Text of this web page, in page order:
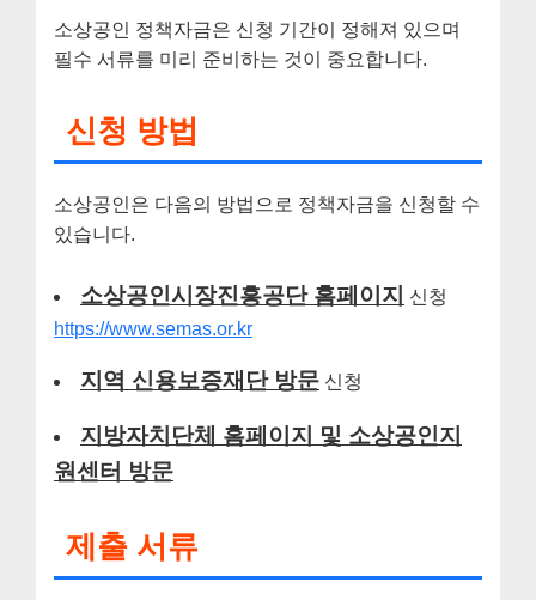
소상공인 정책자금은 신청 기간이 정해져 있으며
필수 서류를 미리 준비하는 것이 중요합니다.
신청 방법
소상공인은 다음의 방법으로 정책자금을 신청할 수
있습니다.
소상공인시장진흥공단 홈페이지
신청
https://www.semas.or.kr
지역 신용보증재단 방문 신청
지방자치단체 홈페이지 및 소상공인지
원센터 방문
제출 서류